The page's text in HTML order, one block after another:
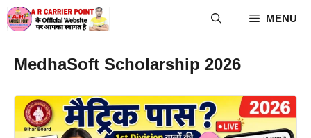
Skip
to
MENU
MedhaSoft Scholarship 2026